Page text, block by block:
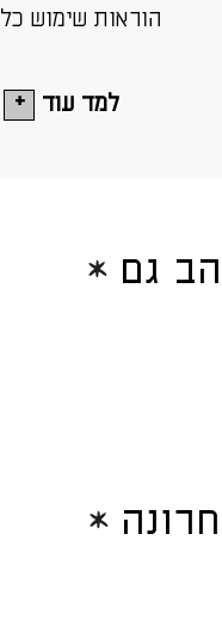
הוראות שימוש
למד עוד
גם